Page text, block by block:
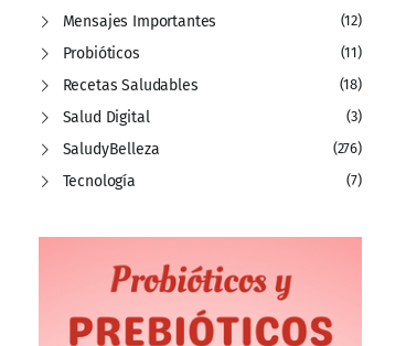
Mensajes Importantes (12)
Probióticos (11)
Recetas Saludables (18)
Salud Digital (3)
SaludyBelleza (276)
Tecnología (7)